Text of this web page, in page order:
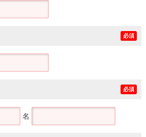
必須
必須
名